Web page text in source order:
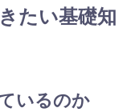
たい基礎知
いるのか